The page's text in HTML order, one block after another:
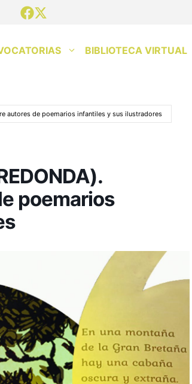
BIBLIOTECA VIRTUAL
autores de poemarios infantiles y sus ilustradores
poemarios